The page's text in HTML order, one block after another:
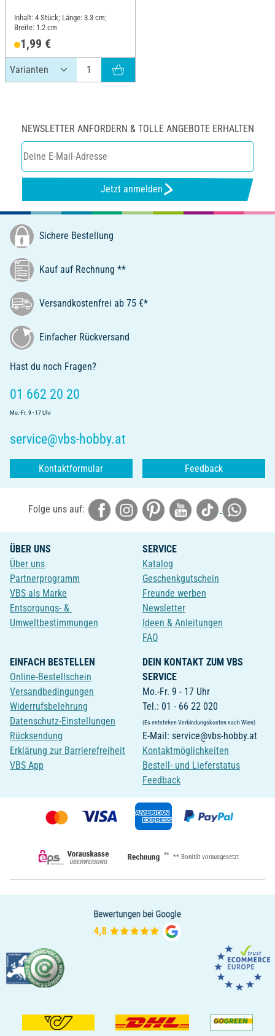
Inhalt: 4 Stück; Länge: 3.3 cm;
Breite: 1.2 cm
1,99 €
NEWSLETTER ANFORDERN & TOLLE ANGEBOTE ERHALTEN
Jetzt anmelden
Sichere Bestellung
Kauf auf Rechnung **
Versandkostenfrei ab 75 €*
Einfacher Rückversand
Hast du noch Fragen?
01 662 20 20
Mo.-Fr. 9 - 17 Uhr
service@vbs-hobby.at
Kontaktformular Feedback
Folge uns auf:
ÜBER UNS
Über uns
Partnerprogramm
VBS als Marke
Entsorgungs- &
Umweltbestimmungen
SERVICE
Katalog
Geschenkgutschein
Freunde werben
Newsletter
Ideen & Anleitungen
FAQ
EINFACH BESTELLEN
Online-Bestellschein
Versandbedingungen
Widerrufsbelehrung
Datenschutz-Einstellungen
Rücksendung
Erklärung zur Barrierefreiheit
VBS App
DEIN KONTAKT ZUM VBS
SERVICE
Mo.-Fr. 9 - 17 Uhr
Tel.: 01 - 66 22 020
(Es entstehen Verbindungskosten nach Wien)
E-Mail: service@vbs-hobby.at
Kontaktmöglichkeiten
Bestell- und Lieferstatus
Feedback
** ** Bonität vorausgesetzt